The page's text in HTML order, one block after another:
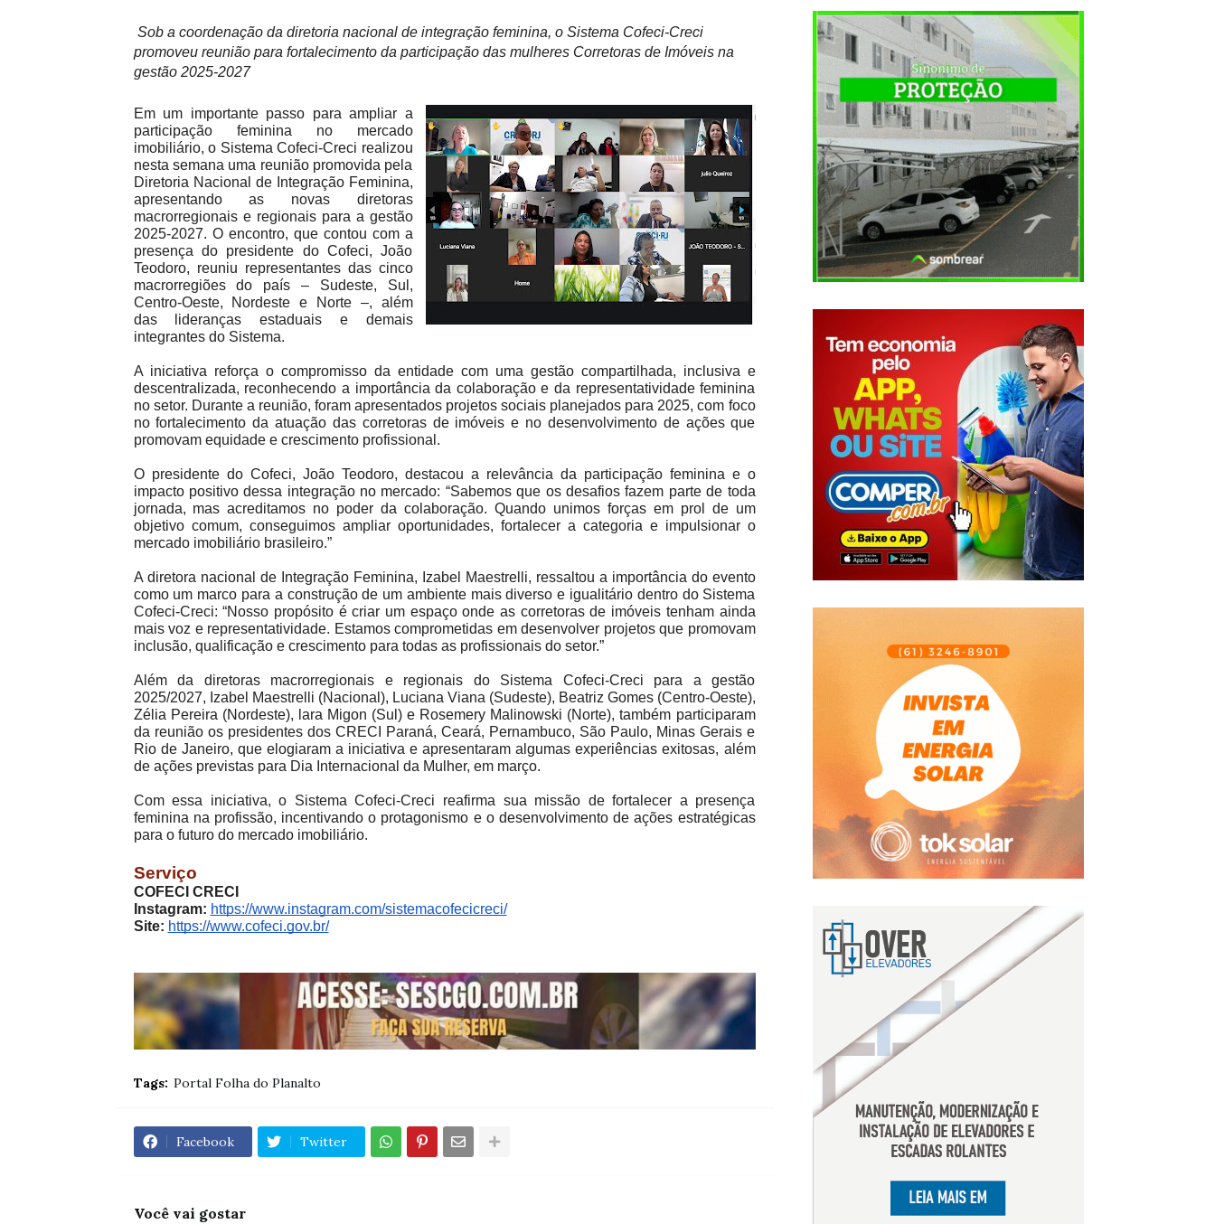
Sob a coordenação da diretoria nacional de integração feminina, o Sistema Cofeci-Creci
promoveu reunião para fortalecimento da participação das mulheres Corretoras de Imóveis na
gestão 2025-2027
Em um importante passo para ampliar a
participação feminina no mercado
imobiliário, o Sistema Cofeci-Creci realizou
nesta semana uma reunião promovida pela
Diretoria Nacional de Integração Feminina,
apresentando as novas diretoras
macrorregionais e regionais para a gestão
2025-2027. O encontro, que contou com a
presença do presidente do Cofeci, João
Teodoro, reuniu representantes das cinco
macrorregiões do país – Sudeste, Sul,
Centro-Oeste, Nordeste e Norte –, além
das lideranças estaduais e demais
integrantes do Sistema.
A iniciativa reforça o compromisso da entidade com uma gestão compartilhada, inclusiva e
descentralizada, reconhecendo a importância da colaboração e da representatividade feminina
no setor. Durante a reunião, foram apresentados projetos sociais planejados para 2025, com foco
no fortalecimento da atuação das corretoras de imóveis e no desenvolvimento de ações que
promovam equidade e crescimento profissional.
O presidente do Cofeci, João Teodoro, destacou a relevância da participação feminina e o
impacto positivo dessa integração no mercado: “Sabemos que os desafios fazem parte de toda
jornada, mas acreditamos no poder da colaboração. Quando unimos forças em prol de um
objetivo comum, conseguimos ampliar oportunidades, fortalecer a categoria e impulsionar o
mercado imobiliário brasileiro.”
A diretora nacional de Integração Feminina, Izabel Maestrelli, ressaltou a importância do evento
como um marco para a construção de um ambiente mais diverso e igualitário dentro do Sistema
Cofeci-Creci: “Nosso propósito é criar um espaço onde as corretoras de imóveis tenham ainda
mais voz e representatividade. Estamos comprometidas em desenvolver projetos que promovam
inclusão, qualificação e crescimento para todas as profissionais do setor.”
Além da diretoras macrorregionais e regionais do Sistema Cofeci-Creci para a gestão
2025/2027, Izabel Maestrelli (Nacional), Luciana Viana (Sudeste), Beatriz Gomes (Centro-Oeste),
Zélia Pereira (Nordeste), lara Migon (Sul) e Rosemery Malinowski (Norte), também participaram
da reunião os presidentes dos CRECI Paraná, Ceará, Pernambuco, São Paulo, Minas Gerais e
Rio de Janeiro, que elogiaram a iniciativa e apresentaram algumas experiências exitosas, além
de ações previstas para Dia Internacional da Mulher, em março.
Com essa iniciativa, o Sistema Cofeci-Creci reafirma sua missão de fortalecer a presença
feminina na profissão, incentivando o protagonismo e o desenvolvimento de ações estratégicas
para o futuro do mercado imobiliário.
Serviço
COFECI CRECI
Instagram: https://www.instagram.com/sistemacofecicreci/
Site: https://www.cofeci.gov.br/
Tags: Portal Folha do Planalto
Facebook Twitter
Você vai gostar